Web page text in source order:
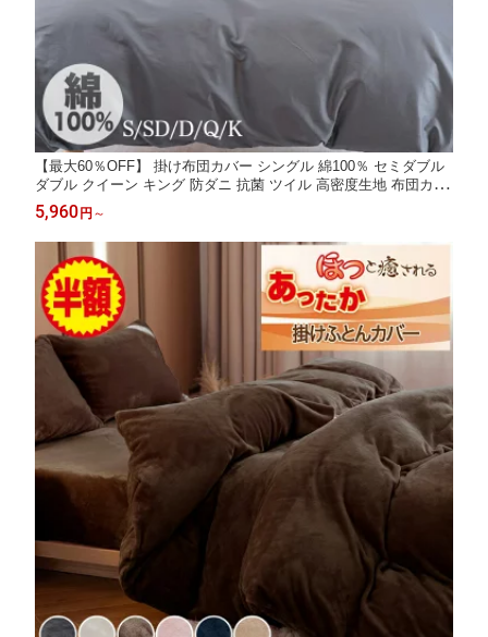
【最大60％OFF】 掛け布団カバー シングル 綿100％ セミダブル
ダブル クイーン キング 防ダニ 抗菌 ツイル 高密度生地 布団カバ
ー 綿 かけ布団カバー わた 掛ふとんカバー コットン 掛けふとん
カバー 綿100 羽毛布団カバー 無地 スナップボタン 掛けカバー
5,960円 ～